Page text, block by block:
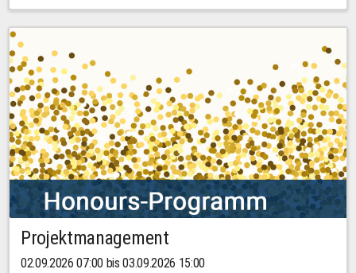
Keine freien Plätze
30,00 EUR
Projektmanagement
02.09.2026 07:00 bis 03.09.2026 15:00